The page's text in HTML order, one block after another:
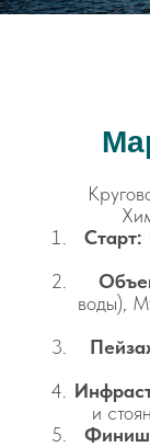
Старт:
воды),
и